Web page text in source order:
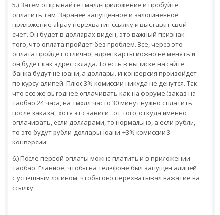
5.) Затем открывайте тмалл-приложение и пробуйте
оплатить там. Заранее запущенное и залогиненное
приложение alipay перехватит ссылку и выставит свой
счет. Он будет в долларах виден, это важный признак
того, что оплата пройдет без проблем. Все, через это
оплата пройдет отлично, адрес карты можно не менять и
он будет как адрес склада. То есть в выписке на сайте
банка будут не юани, а доллары. И конверсия произойдет
по курсу алипей. Плюс 3% комиссии никуда не денутся. Так
что все же выгоднее оплачивать как на форуме (заказ на
таобао 24 часа, на тмолл часто 30 минут нужно оплатить
после заказа), хотя это зависит от того, откуда именно
оплачивать, если долларами, то нормально, а если рубли,
то это будут рубли-доллары-юани-+3% комиссии 3
конверсии.
6.) После первой оплаты можно платить и в приложении
таобао. Главное, чтобы на телефоне был запущен алипей
с успешным логином, чтобы оно перехватывал нажатие на
ссылку.